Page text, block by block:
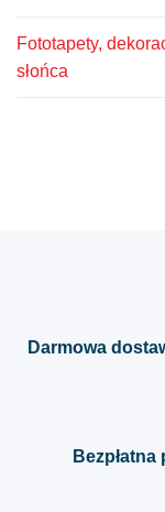
Fototapety,
słońca
Darmowa